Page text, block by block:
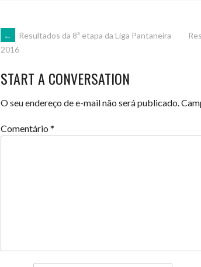
POST
NAVIGATION
←
Resultados da 8ª etapa da Liga Pantaneira
2016
START A CONVERSATION
O seu endereço de e-mail não será publicado.
Comentário *